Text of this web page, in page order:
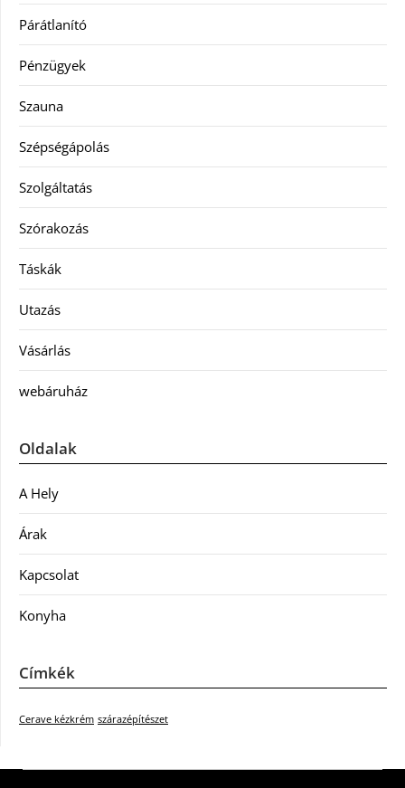
Párátlanító
Pénzügyek
Szauna
Szépségápolás
Szolgáltatás
Szórakozás
Táskák
Utazás
Vásárlás
webáruház
Oldalak
A Hely
Árak
Kapcsolat
Konyha
Címkék
Cerave kézkrém szárazépítészet